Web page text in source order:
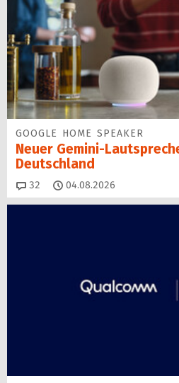
GOOGLE HOME SPEAKER
Neuer Gemini-
Deutschland
32 Kommentare
04.08.2026